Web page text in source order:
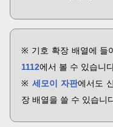
※ 기호 확장 배열에 들
1112에서 볼 수 있습니
※ 세모이 자판에서도
장 배열을 쓸 수 있습니